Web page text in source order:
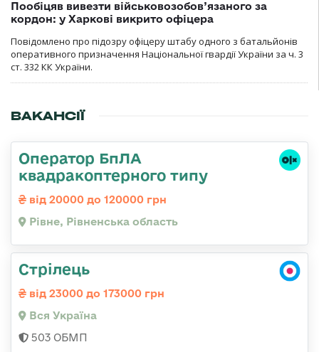
Пообіцяв вивезти військовозобов’язаного за
кордон: у Харкові викрито офіцера
Повідомлено про підозру офіцеру штабу одного з батальйонів
оперативного призначення Національної гвардії України за ч. 3
ст. 332 КК України.
ВАКАНСІЇ
Оператор БпЛА
квадракоптерного типу
від 20000 до 120000 грн
Рівне, Рівненська область
Стрілець
від 23000 до 173000 грн
Вся Україна
503 ОБМП